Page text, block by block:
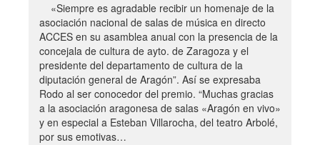
«Siempre es agradable recibir un homenaje de la
asociación nacional de salas de música en directo
ACCES en su asamblea anual con la presencia de la
concejala de cultura de ayto. de Zaragoza y el
presidente del departamento de cultura de la
diputación general de Aragón”. Así se expresaba
Rodo al ser conocedor del premio. “Muchas gracias
a la asociación aragonesa de salas «Aragón en vivo»
y en especial a Esteban Villarocha, del teatro Arbolé,
por sus emotivas…